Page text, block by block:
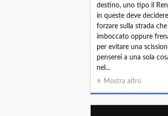
destino, uno tipo il
in queste deve
forzare sulla strada che
imboccato oppure
per evitare una
penserei a una sola
nel...
Mostra altro